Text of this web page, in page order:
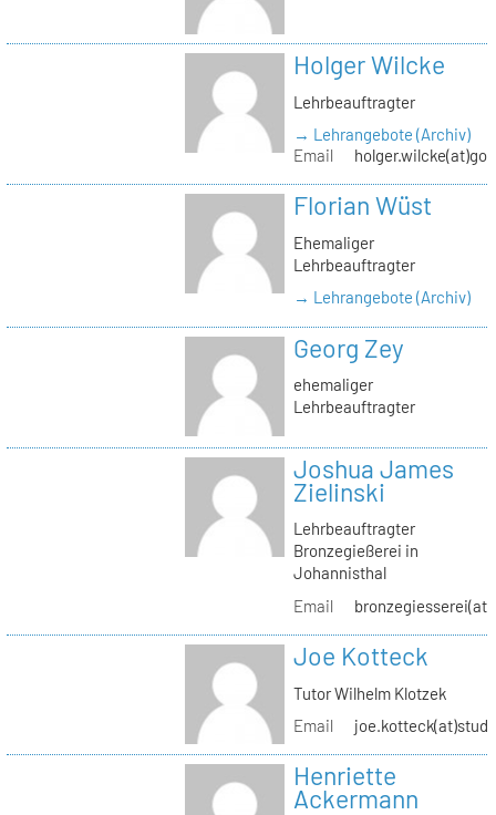
Holger Wilcke
Lehrbeauftragter
→ Lehrangebote (Archiv)
Email
Florian Wüst
Ehemaliger
Lehrbeauftragter
→ Lehrangebote (Archiv)
Georg Zey
ehemaliger
Lehrbeauftragter
Joshua James
Zielinski
Lehrbeauftragter
Bronzegießerei in
Johannisthal
Email
Joe Kotteck
Tutor Wilhelm Klotzek
Email
Henriette
Ackermann